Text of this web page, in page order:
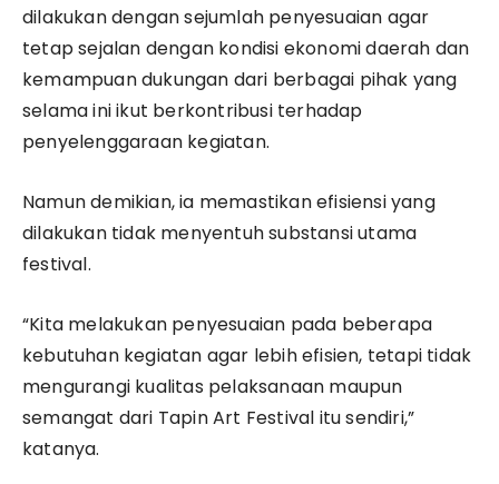
dilakukan dengan sejumlah penyesuaian agar
tetap sejalan dengan kondisi ekonomi daerah dan
kemampuan dukungan dari berbagai pihak yang
selama ini ikut berkontribusi terhadap
penyelenggaraan kegiatan.
Namun demikian, ia memastikan efisiensi yang
dilakukan tidak menyentuh substansi utama
festival.
“Kita melakukan penyesuaian pada beberapa
kebutuhan kegiatan agar lebih efisien, tetapi tidak
mengurangi kualitas pelaksanaan maupun
semangat dari Tapin Art Festival itu sendiri,”
katanya.